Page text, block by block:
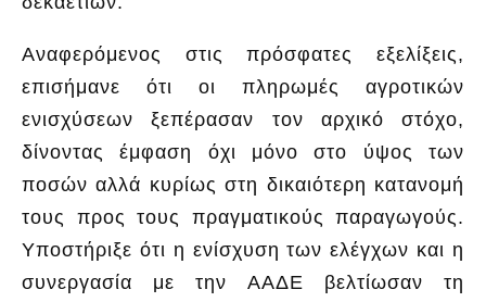
Αναφερόμενος στις πρόσφατες εξελίξεις,
επισήμανε ότι οι πληρωμές αγροτικών
ενισχύσεων ξεπέρασαν τον αρχικό στόχο,
δίνοντας έμφαση όχι μόνο στο ύψος των
ποσών αλλά κυρίως στη δικαιότερη κατανομή
τους προς τους πραγματικούς παραγωγούς.
Υποστήριξε ότι η ενίσχυση των ελέγχων και η
συνεργασία με την ΑΑΔΕ βελτίωσαν τη